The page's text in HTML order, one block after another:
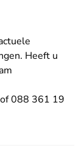
Heeft u
U verlaat
of 088 361 19